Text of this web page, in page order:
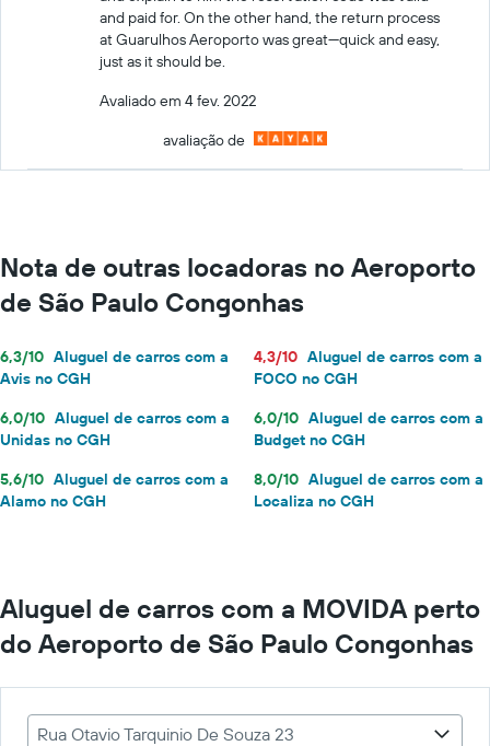
and paid for. On the other hand, the return process
at Guarulhos Aeroporto was great—quick and easy,
just as it should be.
Avaliado em 4 fev. 2022
avaliação de
Nota de outras locadoras no Aeroporto
de São Paulo Congonhas
6,3/10 Aluguel de carros com a
Avis no CGH
4,3/10 Aluguel de carros com a
FOCO no CGH
6,0/10 Aluguel de carros com a
Unidas no CGH
6,0/10 Aluguel de carros com a
Budget no CGH
5,6/10 Aluguel de carros com a
Alamo no CGH
8,0/10 Aluguel de carros com a
Localiza no CGH
Aluguel de carros com a MOVIDA perto
do Aeroporto de São Paulo Congonhas
Rua Otavio Tarquinio De Souza 23